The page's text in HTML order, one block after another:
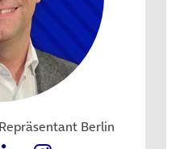
Berlin